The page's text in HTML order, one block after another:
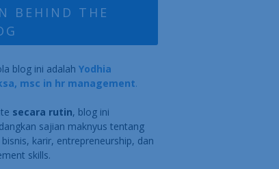
BEHIND THE
blog ini adalah Yodhia
msc in hr management.
secara rutin, blog ini
sajian maknyus tentang
karir, entrepreneurship, dan
skills.